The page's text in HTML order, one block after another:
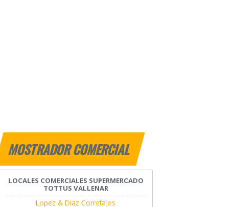
MOSTRADOR COMERCIAL
LOCALES COMERCIALES SUPERMERCADO
TOTTUS VALLENAR
Lopez & Diaz Corretajes